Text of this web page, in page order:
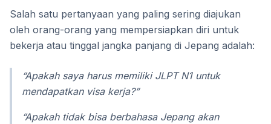
Salah satu pertanyaan yang paling sering diajukan
oleh orang-orang yang mempersiapkan diri untuk
bekerja atau tinggal jangka panjang di Jepang adalah:
“Apakah saya harus memiliki JLPT N1 untuk
mendapatkan visa kerja?”
“Apakah tidak bisa berbahasa Jepang akan